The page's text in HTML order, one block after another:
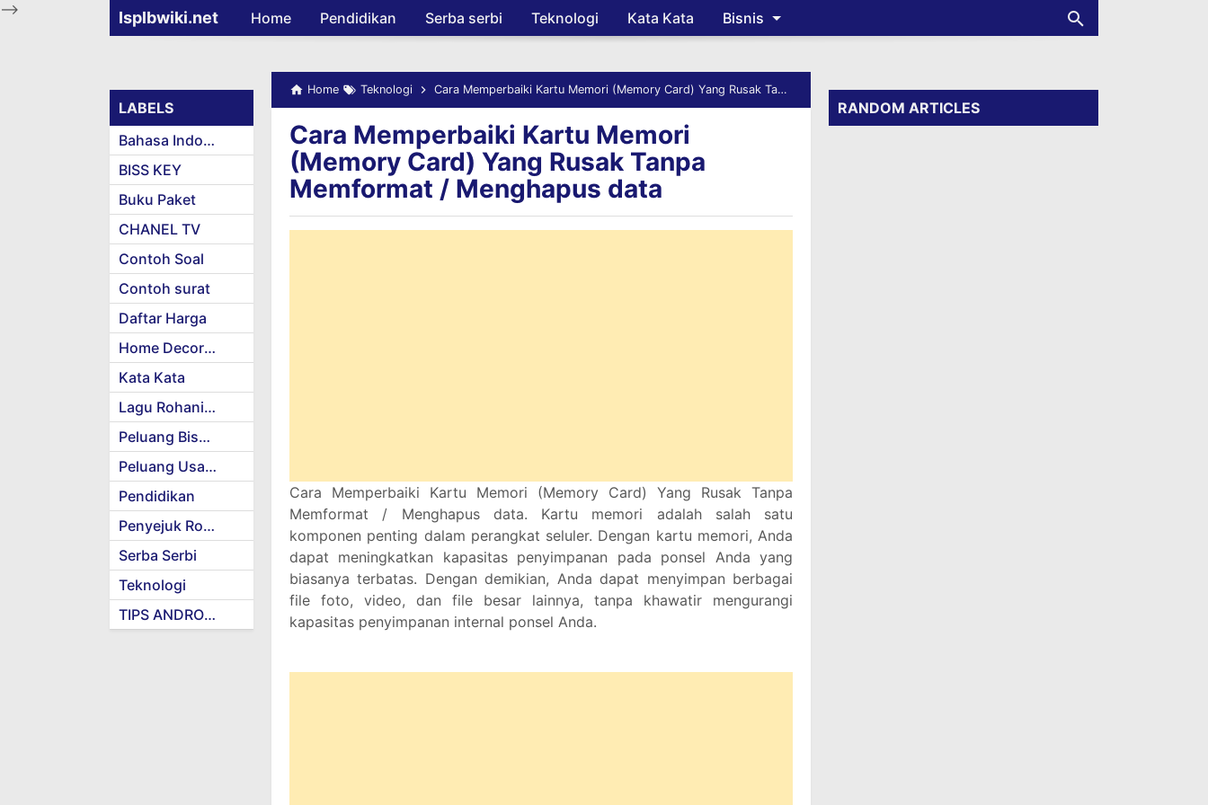
-->
Skip to main content
Isplbwiki.net Home Pendidikan Serba serbi Teknologi Kata Kata Bisnis
Home Teknologi Cara Memperbaiki Kartu Memori (Memory Card) Yang Rusak Tanpa Memformat / Menghapus data
Cara Memperbaiki Kartu Memori
(Memory Card) Yang Rusak Tanpa
Memformat / Menghapus data
Cara Memperbaiki Kartu Memori (Memory Card) Yang Rusak Tanpa
Memformat / Menghapus data. Kartu memori adalah salah satu
komponen penting dalam perangkat seluler. Dengan kartu memori, Anda
dapat meningkatkan kapasitas penyimpanan pada ponsel Anda yang
biasanya terbatas. Dengan demikian, Anda dapat menyimpan berbagai
file foto, video, dan file besar lainnya, tanpa khawatir mengurangi
kapasitas penyimpanan internal ponsel Anda.
LABELS
Bahasa Indonesia
BISS KEY
Buku Paket
CHANEL TV
Contoh Soal
Contoh surat
Daftar Harga
Home Decoration
Kata Kata
Lagu Rohani Kristen
Peluang Bisnis
Peluang Usaha
Pendidikan
Penyejuk Rohani
Serba Serbi
Teknologi
TIPS ANDROID
RANDOM ARTICLES